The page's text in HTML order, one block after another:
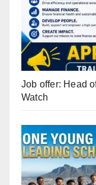
Job offer: Head
Watch